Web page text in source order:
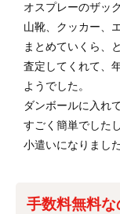
オスプレーのザッ
山靴、クッカー、
まとめていくら、
査定してくれて、
ようでした。
ダンボールに入れ
すごく簡単でした
小遣いになりました
手数料無料